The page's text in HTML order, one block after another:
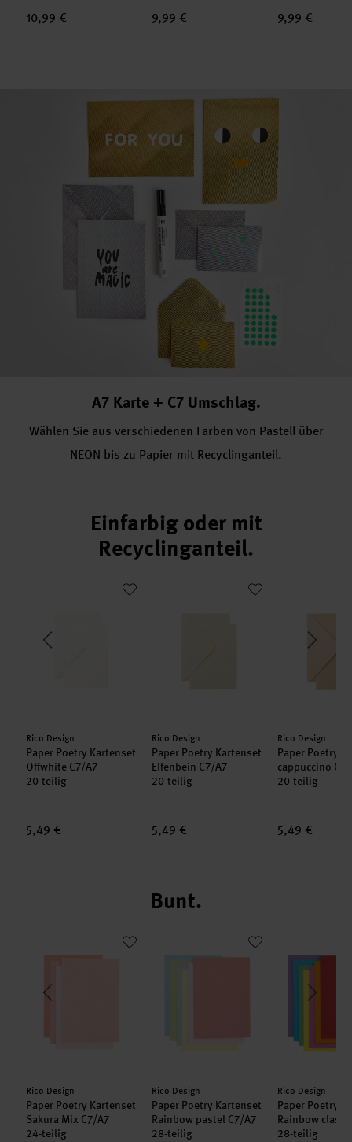
10,99 € 9,99 € 9,99 €
A7 Karte + C7 Umschlag.
Wählen Sie aus verschiedenen Farben von Pastell über
NEON bis zu Papier mit Recyclinganteil.
Einfarbig oder mit
Recyclinganteil.
Rainbow pastel C7/A7
Paper Poetry Kartenset Offwhite C7/A7
Hersteller:
Rico Design
Paper Poetry Kartenset
Offwhite C7/A7
20-teilig
5,49 €
Paper Poetry Kartenset Elfenbein
Hersteller:
Rico Design
Paper Poetry Kartenset
Elfenbein C7/A7
20-teilig
5,49 €
Hersteller:
Rico Design
Paper Poetry
cappuccino
20-teilig
5,49 €
Bunt.
Paper Poetry Kartenset Sakura Mix C7/A7
Hersteller:
Rico Design
Paper Poetry Kartenset
Sakura Mix C7/A7
24-teilig
Paper Poetry Kartenset Rainbow
Hersteller:
Rico Design
Paper Poetry Kartenset
Rainbow pastel C7/A7
28-teilig
Hersteller:
Rico Design
Paper Poetry
Rainbow
28-teilig